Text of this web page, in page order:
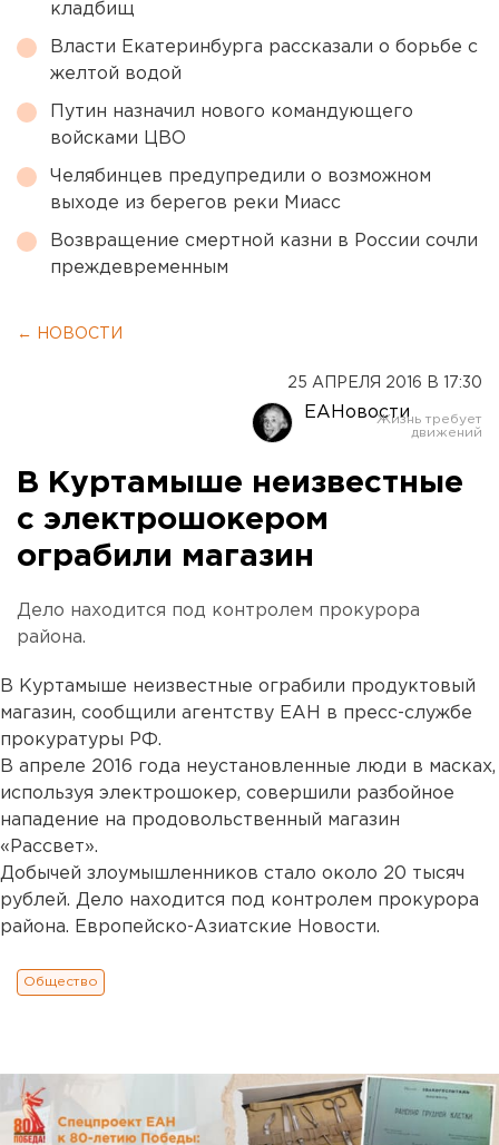
кладбищ
Власти Екатеринбурга рассказали о борьбе с
желтой водой
Путин назначил нового командующего
войсками ЦВО
Челябинцев предупредили о возможном
выходе из берегов реки Миасс
Возвращение смертной казни в России сочли
преждевременным
← НОВОСТИ
25 АПРЕЛЯ 2016 В 17:30
ЕАНовости
В Куртамыше неизвестные
с электрошокером
ограбили магазин
Дело находится под контролем прокурора
района.
В Куртамыше неизвестные ограбили продуктовый
магазин, сообщили агентству ЕАН в пресс-службе
прокуратуры РФ.
В апреле 2016 года неустановленные люди в масках,
используя электрошокер, совершили разбойное
нападение на продовольственный магазин
«Рассвет».
Добычей злоумышленников стало около 20 тысяч
рублей. Дело находится под контролем прокурора
района. Европейско-Азиатские Новости.
Общество